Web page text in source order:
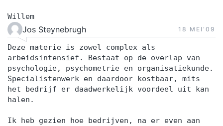
Willem
Jos Steynebrugh 18 MEI‘09
Deze materie is zowel complex als
arbeidsintensief. Bestaat op de overlap van
psychologie, psychometrie en organisatiekunde.
Specialistenwerk en daardoor kostbaar, mits
het bedrijf er daadwerkelijk voordeel uit kan
halen.
Ik heb gezien hoe bedrijven, na er even aan